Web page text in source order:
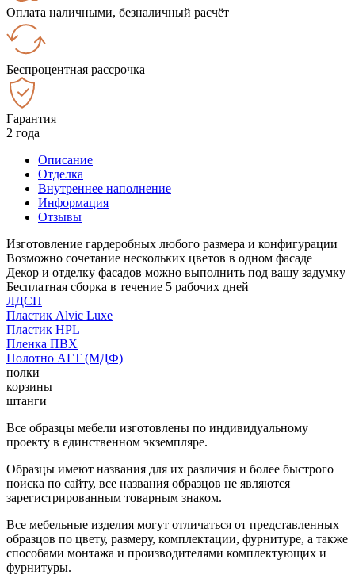
Оплата наличными, безналичный расчёт
Беспроцентная рассрочка
Гарантия
2 года
Описание
Отделка
Внутреннее наполнение
Информация
Отзывы
Изготовление гардеробных любого размера и конфигурации
Возможно сочетание нескольких цветов в одном фасаде
Декор и отделку фасадов можно выполнить под вашу задумку
Бесплатная сборка в течение 5 рабочих дней
ЛДСП
Пластик Alvic Luxe
Пластик HPL
Пленка ПВХ
Полотно АГТ (МДФ)
полки
корзины
штанги
Все образцы мебели изготовлены по индивидуальному
проекту в единственном экземпляре.
Образцы имеют названия для их различия и более быстрого
поиска по сайту, все названия образцов не являются
зарегистрированным товарным знаком.
Все мебельные изделия могут отличаться от представленных
образцов по цвету, размеру, комплектации, фурнитуре, а также
способами монтажа и производителями комплектующих и
фурнитуры.